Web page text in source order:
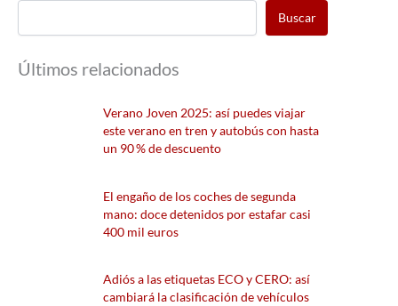
Buscar
Últimos relacionados
Verano Joven 2025: así puedes viajar
este verano en tren y autobús con hasta
un 90 % de descuento
El engaño de los coches de segunda
mano: doce detenidos por estafar casi
400 mil euros
Adiós a las etiquetas ECO y CERO: así
cambiará la clasificación de vehículos